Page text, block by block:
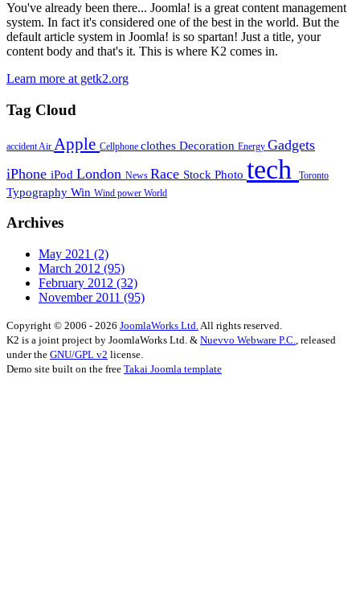
You've already been there... Joomla! is a great content management
system. In fact it's considered one of the best in the world. But the
default article system in Joomla! is so spartan! Just a title, your
content body and that's it. This is where K2 comes in.
Learn more at getk2.org
Tag Cloud
accident Air Apple Cellphone clothes Decoration Energy Gadgets
iPhone iPod London News Race Stock Photo tech Toronto
Typography Win Wind power World
Archives
May 2021 (2)
March 2012 (95)
February 2012 (32)
November 2011 (95)
Copyright © 2006 - 2026 JoomlaWorks Ltd.All rights reserved.
K2 is a joint project by JoomlaWorks Ltd. & Nuevvo Webware P.C., released
under the GNU/GPL v2 license.
Demo site built on the free Takai Joomla template